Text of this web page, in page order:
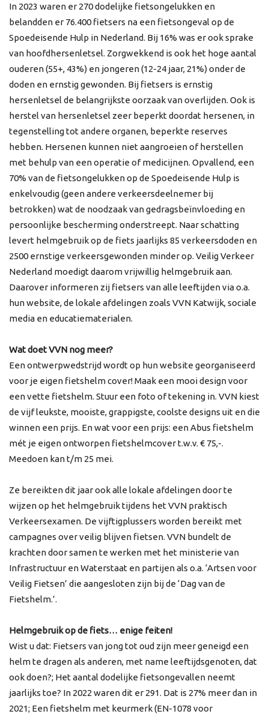
In 2023 waren er 270 dodelijke fietsongelukken en
belandden er 76.400 fietsers na een fietsongeval op de
Spoedeisende Hulp in Nederland. Bij 16% was er ook sprake
van hoofdhersenletsel. Zorgwekkend is ook het hoge aantal
ouderen (55+, 43%) en jongeren (12-24 jaar, 21%) onder de
doden en ernstig gewonden. Bij fietsers is ernstig
hersenletsel de belangrijkste oorzaak van overlijden. Ook is
herstel van hersenletsel zeer beperkt doordat hersenen, in
tegenstelling tot andere organen, beperkte reserves
hebben. Hersenen kunnen niet aangroeien of herstellen
met behulp van een operatie of medicijnen. Opvallend, een
70% van de fietsongelukken op de Spoedeisende Hulp is
enkelvoudig (geen andere verkeersdeelnemer bij
betrokken) wat de noodzaak van gedragsbeïnvloeding en
persoonlijke bescherming onderstreept. Naar schatting
levert helmgebruik op de fiets jaarlijks 85 verkeersdoden en
2500 ernstige verkeersgewonden minder op. Veilig Verkeer
Nederland moedigt daarom vrijwillig helmgebruik aan.
Daarover informeren zij fietsers van alle leeftijden via o.a.
hun website, de lokale afdelingen zoals VVN Katwijk, sociale
media en educatiematerialen.
Wat doet VVN nog meer?
Een ontwerpwedstrijd wordt op hun website georganiseerd
voor je eigen fietshelm cover! Maak een mooi design voor
een vette fietshelm. Stuur een foto of tekening in. VVN kiest
de vijf leukste, mooiste, grappigste, coolste designs uit en die
winnen een prijs. En wat voor een prijs: een Abus fietshelm
mét je eigen ontworpen fietshelmcover t.w.v. € 75,-.
Meedoen kan t/m 25 mei.
Ze bereikten dit jaar ook alle lokale afdelingen door te
wijzen op het helmgebruik tijdens het VVN praktisch
Verkeersexamen. De vijftigplussers worden bereikt met
campagnes over veilig blijven fietsen. VVN bundelt de
krachten door samen te werken met het ministerie van
Infrastructuur en Waterstaat en partijen als o.a. ‘Artsen voor
Veilig Fietsen’ die aangesloten zijn bij de ‘Dag van de
Fietshelm.’.
Helmgebruik op de fiets… enige feiten!
Wist u dat: Fietsers van jong tot oud zijn meer geneigd een
helm te dragen als anderen, met name leeftijdsgenoten, dat
ook doen?; Het aantal dodelijke fietsongevallen neemt
jaarlijks toe? In 2022 waren dit er 291. Dat is 27% meer dan in
2021; Een fietshelm met keurmerk (EN-1078 voor